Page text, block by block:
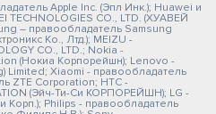
Apple Inc. (Эпл Инк.); Huawei и
TECHNOLOGIES CO., LTD. (ХУАВЕЙ
– правообладатель Samsung
Ко., Лтд.); MEIZU -
CO., LTD.; Nokia -
(Нокиа Корпорейшн); Lenovo -
Limited; Xiaomi - правообладатель
ZTE Corporation; HTC -
(Эйч-Ти-Си КОРПОРЕЙШН); LG -
Корп.); Philips - правообладатель